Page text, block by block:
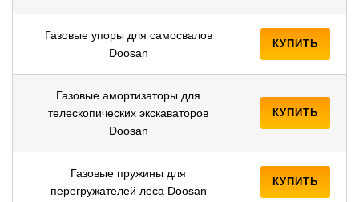
Газовые упоры для самосвалов
Doosan
КУПИТЬ
Газовые амортизаторы для
телескопических экскаваторов
Doosan
КУПИТЬ
Газовые пружины для
перегружателей леса Doosan
КУПИТЬ